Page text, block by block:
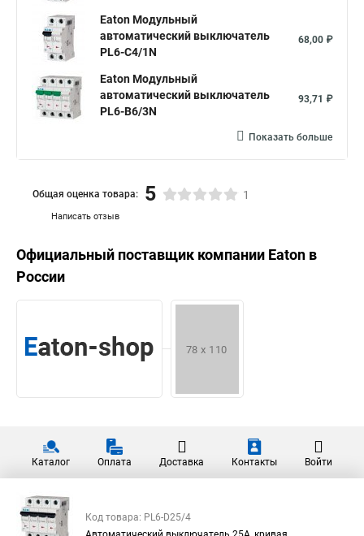
Eaton Модульный
автоматический выключатель
PL6-C4/1N
68,00 ₽
Eaton Модульный
автоматический выключатель
PL6-B6/3N
93,71 ₽
Показать больше
Написать отзыв
Общая оценка товара: 5 1
Официальный поставщик компании Eaton в
России
Каталог Оплата Доставка Контакты Войти
Код товара: PL6-D25/4